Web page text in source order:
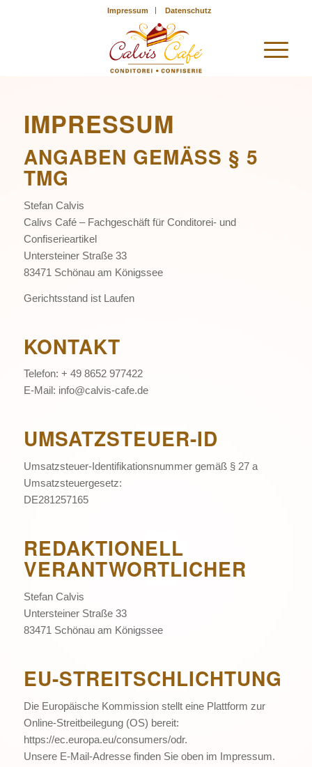
Impressum Datenschutz
IMPRESSUM
ANGABEN GEMÄSS § 5 T
MG
Stefan Calvis
Calivs Café – Fachgeschäft für Conditorei- und
Confiserieartikel
Untersteiner Straße 33
83471 Schönau am Königssee
Gerichtsstand ist Laufen
KONTAKT
Telefon: + 49 8652 977422
E-Mail: info@calvis-cafe.de
UMSATZSTEUER-ID
Umsatzsteuer-Identifikationsnummer gemäß § 27 a
Umsatzsteuergesetz:
DE281257165
REDAKTIONELL
VERANTWORTLICHER
Stefan Calvis
Untersteiner Straße 33
83471 Schönau am Königssee
EU-STREITSCHLICHTUNG
Die Europäische Kommission stellt eine Plattform zur
Online-Streitbeilegung (OS) bereit:
https://ec.europa.eu/consumers/odr.
Unsere E-Mail-Adresse finden Sie oben im Impressum.